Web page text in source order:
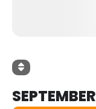
SEPTEMBER